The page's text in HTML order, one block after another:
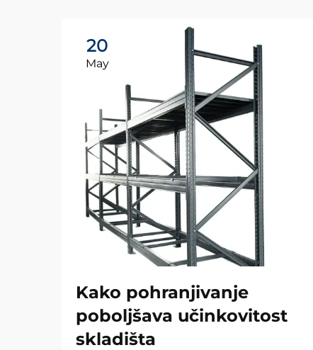
20
May
Kako pohranjivanje
poboljšava učinkovitost
skladišta